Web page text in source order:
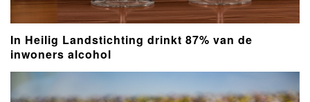
In Heilig Landstichting drinkt 87% van de
inwoners alcohol